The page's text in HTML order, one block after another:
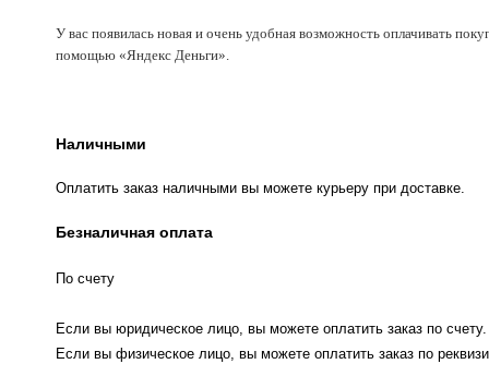
У вас появилась новая и очень удобная возможность оплачивать
помощью «Яндекс Деньги».
Наличными
Оплатить заказ наличными вы можете курьеру при доставке.
Безналичная оплата
По счету
Если вы юридическое лицо, вы можете оплатить заказ по счету.
Если вы физическое лицо, вы можете оплатить заказ по